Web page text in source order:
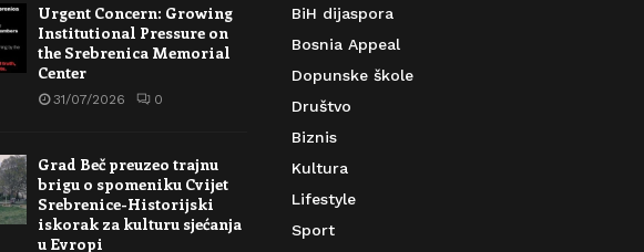
Urgent Concern: Growing
Institutional Pressure on
the Srebrenica Memorial
Center
31/07/2026 0
Grad Beč preuzeo trajnu
brigu o spomeniku Cvijet
Srebrenice-Historijski
iskorak za kulturu sjećanja
u Evropi
BiH dijaspora
Bosnia Appeal
Dopunske škole
Društvo
Biznis
Kultura
Lifestyle
Sport